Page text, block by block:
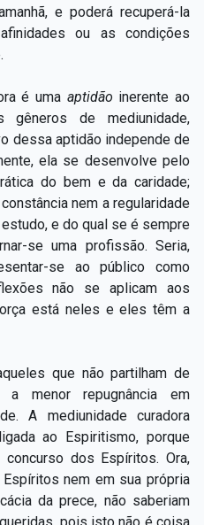
e poderá recuperá-la
ou as condições
é uma aptidão inerente ao
de mediunidade,
dessa aptidão independe de
ela se desenvolve pelo
do bem e da caridade;
nem a regularidade
e do qual se é sempre
se uma profissão. Seria,
se ao público como
não se aplicam aos
está neles e eles têm a
que não partilham de
menor repugnância em
A mediunidade curadora
ao Espiritismo, porque
dos Espíritos. Ora,
nem em sua própria
da prece, não saberiam